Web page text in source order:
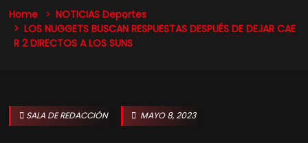
Home NOTICIAS Deportes
LOS NUGGETS BUSCAN RESPUESTAS DESPUÉS DE DEJAR CAE
R 2 DIRECTOS A LOS SUNS
SALA DE REDACCIÓN MAYO 8, 2023